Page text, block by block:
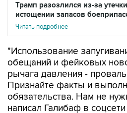
Трамп разозлился из-за
истощении запасов
Читать подробнее
"Использование
обещаний и фейковых
рычага давления -
Признайте факты и
обязательства. Нам не
написал Галибаф в